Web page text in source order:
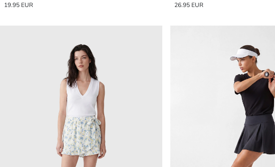
19.95 EUR
26.95 EUR